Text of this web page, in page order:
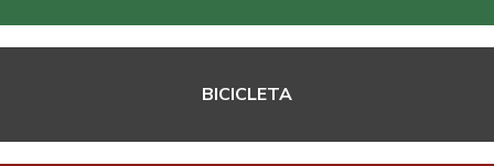
BICICLETA